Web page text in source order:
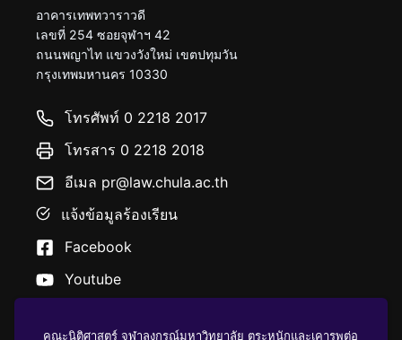
อาคารเทพทวาราวดี
เลขที่ 254 ซอยจุฬาฯ 42
ถนนพญาไท แขวงวังใหม่ เขตปทุมวัน
กรุงเทพมหานคร 10330
โทรศัพท์ 0 2218 2017
โทรสาร 0 2218 2018
อีเมล pr@law.chula.ac.th
แจ้งข้อมูลร้องเรียน
Facebook
Youtube
คณะนิติศาสตร์ จุฬาลงกรณ์มหาวิทยาลัย ตระหนักและเคารพต่อ